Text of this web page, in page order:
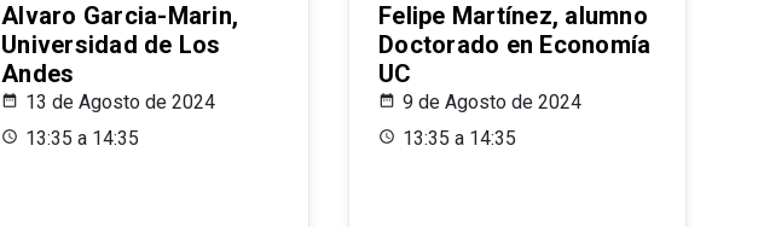
Alvaro Garcia-Marin,
Universidad de Los
Andes
13 de Agosto de 2024
13:35 a 14:35
Felipe Martínez, alumno
Doctorado en Economía
UC
9 de Agosto de 2024
13:35 a 14:35